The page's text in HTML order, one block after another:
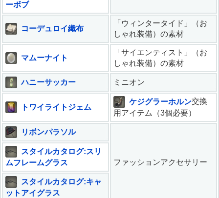
ーボブ
コーデュロイ織布
「ウィンタータイド」（お
しゃれ装備）の素材
マムーナイト
「サイエンティスト」（お
しゃれ装備）の素材
ハニーサッカー ミニオン
トワイライトジェム
ケジグラーホルン交換
用アイテム（3個必要）
リボンパラソル
ファッションアクセサリー
スタイルカタログ:スリ
ムフレームグラス
スタイルカタログ:キャ
ットアイグラス